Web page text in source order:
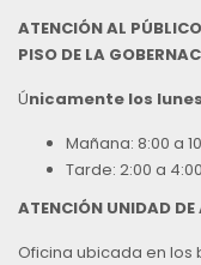
ATENCIÓN AL
PISO DE LA
Únicamente los
Mañana: 8:00 a
Tarde: 2:00 a
ATENCIÓN UNIDAD
Oficina ubicada en los